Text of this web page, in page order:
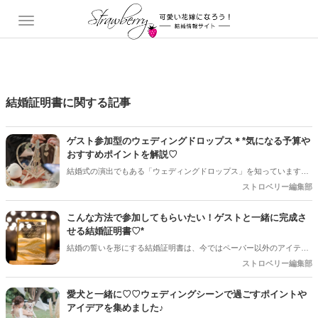
結婚証明書に関する記事
ゲスト参加型のウェディングドロップス＊*気になる予算や
おすすめポイントを解説♡
結婚式の演出でもある「ウェディングドロップス」を知っています
か？？ゲスト全員で一緒に作り上げるおしゃれで特別なアイテムです
事ではウェディングドロップスとはどんなものなのか、気になる予算
やおすすめのポイントについて詳しく解説していきます＊*
ストロベリー編集部
こんな方法で参加してもらいたい！ゲストと一緒に完成さ
せる結婚証明書♡*
結婚の誓いを形にする結婚証明書は、今ではペーパー以外のアイテム
が増えています。またゲスト参加型のアイテムが多く、どのように参
ストロベリー編集部
愛犬と一緒に♡♡ウェディングシーンで過ごすポイントや
アイデアを集めました♪